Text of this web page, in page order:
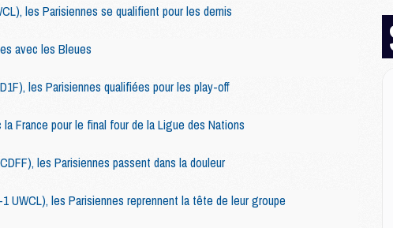
les Parisiennes se qualifient pour les demis
avec les Bleues
les Parisiennes qualifiées pour les play-off
France pour le final four de la Ligue des Nations
les Parisiennes passent dans la douleur
UWCL), les Parisiennes reprennent la tête de leur groupe